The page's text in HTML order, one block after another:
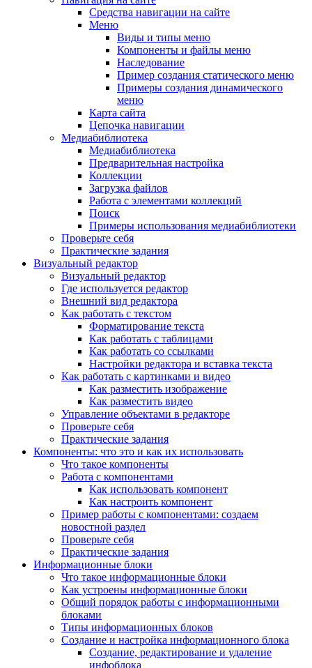
Средства навигации на сайте
Меню
Виды и типы меню
Компоненты и файлы меню
Наследование
Пример создания статического меню
Примеры создания динамического
меню
Карта сайта
Цепочка навигации
Медиабиблиотека
Медиабиблиотека
Предварительная настройка
Коллекции
Загрузка файлов
Работа с элементами коллекций
Поиск
Примеры использования медиабиблиотеки
Проверьте себя
Практические задания
Визуальный редактор
Визуальный редактор
Где используется редактор
Внешний вид редактора
Как работать с текстом
Форматирование текста
Как работать с таблицами
Как работать со ссылками
Настройки редактора и вставка текста
Как работать с картинками и видео
Как разместить изображение
Как разместить видео
Управление объектами в редакторе
Проверьте себя
Практические задания
Компоненты: что это и как их использовать
Что такое компоненты
Работа с компонентами
Как использовать компонент
Как настроить компонент
Пример работы с компонентами: создаем
новостной раздел
Проверьте себя
Практические задания
Информационные блоки
Что такое информационные блоки
Как устроены информационные блоки
Общий порядок работы с информационными
блоками
Типы информационных блоков
Создание и настройка информационного блока
Создание, редактирование и удаление
инфоблока